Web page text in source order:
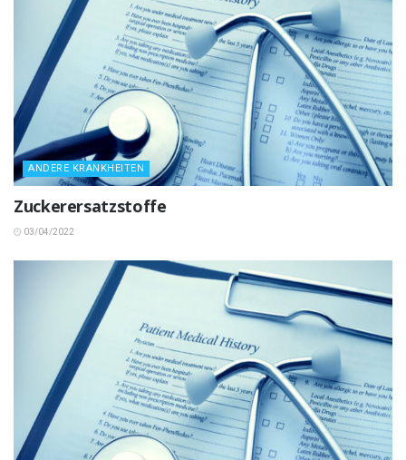
ANDERE KRANKHEITEN
Zuckerersatzstoffe
03/04/2022